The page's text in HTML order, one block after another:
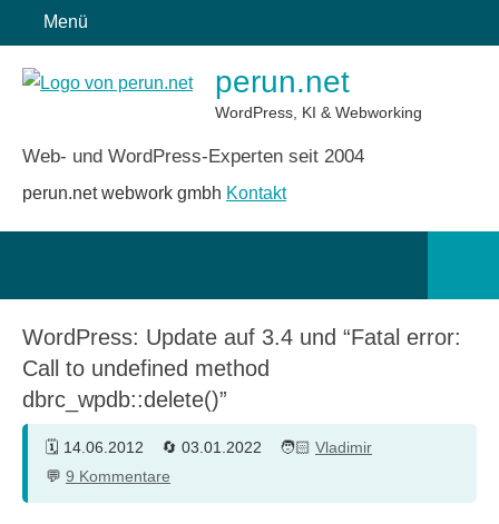
Inhalt
springen
Menü
perun.net
WordPress, KI & Webworking
Web- und WordPress-Experten seit 2004
perun.net webwork gmbh Kontakt
WordPress: Update auf 3.4 und “Fatal error:
Call to undefined method
dbrc_wpdb::delete()”
14.06.2012 03.01.2022
Vladimir
9 Kommentare